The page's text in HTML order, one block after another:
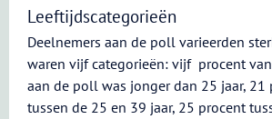
Leeftijdscategorieën
Deelnemers aan de poll varieerden
waren vijf categorieën: vijf procent
aan de poll was jonger dan 25 jaar, 21
tussen de 25 en 39 jaar, 25 procent